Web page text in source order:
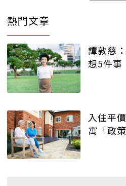
熱門文章
譚敦慈
想5件事
入住平
寓「政